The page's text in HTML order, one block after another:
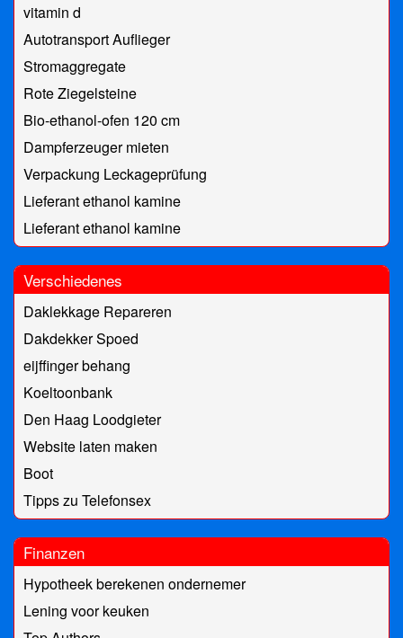
vitamin d
Autotransport Auflieger
Stromaggregate
Rote Ziegelsteine
Bio-ethanol-ofen 120 cm
Dampferzeuger mieten
Verpackung Leckageprüfung
Lieferant ethanol kamine
Lieferant ethanol kamine
Verschiedenes
Daklekkage Repareren
Dakdekker Spoed
eijffinger behang
Koeltoonbank
Den Haag Loodgieter
Website laten maken
Boot
Tipps zu Telefonsex
Finanzen
Hypotheek berekenen ondernemer
Lening voor keuken